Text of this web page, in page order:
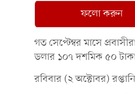
ফলো করুন
গত সেপ্টেম্বর মাসে
ডলার ১০৭ দশমিক ৫০
রবিবার (২ অক্টোবর)